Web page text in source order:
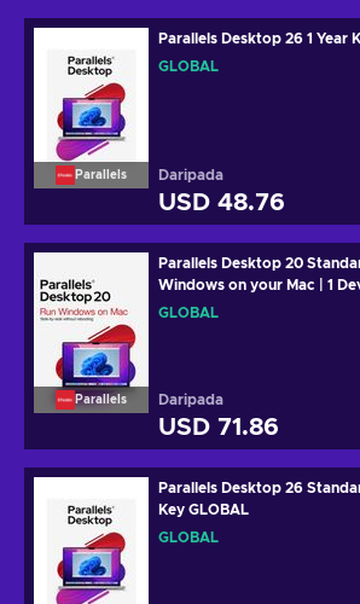
Parallels
Parallels Desktop 26 1 Year
GLOBAL
Daripada
USD 48.76
Parallels
Parallels Desktop 20
Windows on your Mac | 1
Key GLOBAL
GLOBAL
Daripada
USD 71.86
Parallels Desktop 26
Key GLOBAL
GLOBAL